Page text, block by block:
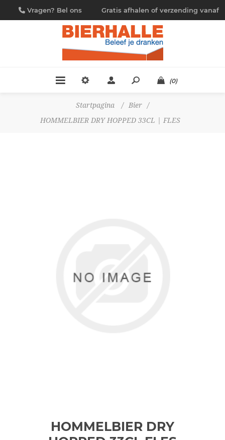
Vragen? Bel ons
09/230.88.44
Gratis afhalen of verzending vanaf
€ 4,95
(0)
Startpagina / Bier
/
HOMMELBIER DRY HOPPED 33CL | FLES
HOMMELBIER DRY